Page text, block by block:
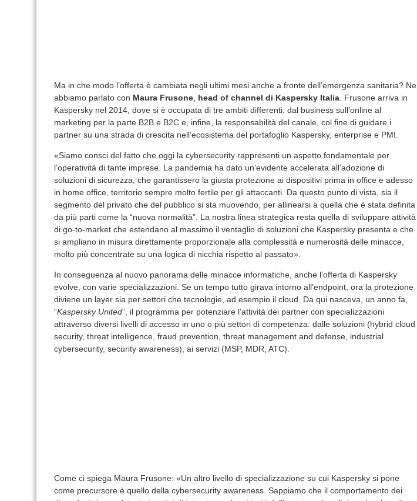
Ma in che modo l’offerta è cambiata negli ultimi mesi anche a fronte dell’emergenza sanitaria? Ne
abbiamo parlato con Maura Frusone head of channel di Kaspersky Italia . Frusone arriva in
Kaspersky nel 2014, dove si è occupata di tre ambiti differenti: dal business sull’online al
marketing per la parte B2B e B2C e, infine, la responsabilità del canale, col fine di guidare i
partner su una strada di crescita nell’ecosistema del portafoglio Kaspersky, enterprise e PMI.
«Siamo consci del fatto che oggi la cybersecurity rappresenti un aspetto fondamentale per
l’operatività di tante imprese. La pandemia ha dato un’evidente accelerata all’adozione di
soluzioni di sicurezza, che garantissero la giusta protezione ai dispositivi prima in office e adesso
in home office, territorio sempre molto fertile per gli attaccanti. Da questo punto di vista, sia il
segmento del privato che del pubblico si sta muovendo, per allinearsi a quella che è stata definita
da più parti come la “nuova normalità”. La nostra linea strategica resta quella di sviluppare attività
di go-to-market che estendano al massimo il ventaglio di soluzioni che Kaspersky presenta e che
si ampliano in misura direttamente proporzionale alla complessità e numerosità delle minacce,
molto più concentrate su una logica di nicchia rispetto al passato».
In conseguenza al nuovo panorama delle minacce informatiche, anche l’offerta di Kaspersky
evolve, con varie specializzazioni. Se un tempo tutto girava intorno all’endpoint, ora la protezione
diviene un layer sia per settori che tecnologie, ad esempio il cloud. Da qui nasceva, un anno fa,
“Kaspersky United”, il programma per potenziare l’attività dei partner con specializzazioni
attraverso diversi livelli di accesso in uno o più settori di competenza: dalle soluzioni (hybrid cloud
security, threat intelligence, fraud prevention, threat management and defense, industrial
cybersecurity, security awareness), ai servizi (MSP, MDR, ATC).
Come ci spiega Maura Frusone: «Un altro livello di specializzazione su cui Kaspersky si pone
come precursore è quello della cybersecurity awareness. Sappiamo che il comportamento dei